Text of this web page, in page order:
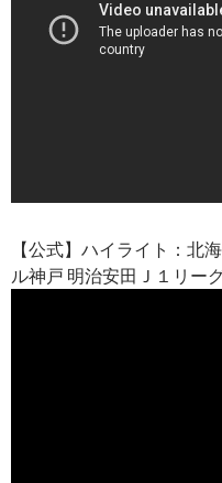
【公式】ハイライト：北
ル神戸 明治安田Ｊ１リー